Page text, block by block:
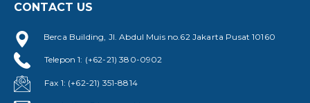
CONTACT US
Berca Building, Jl. Abdul Muis no.62 Jakarta Pusat 10160
Telepon 1: (+62-21) 380-0902
Fax 1: (+62-21) 351-8814